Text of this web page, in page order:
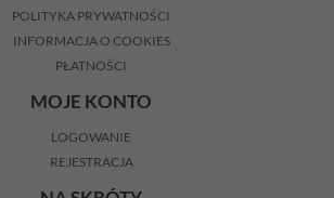
POLITYKA PRYWATNOŚCI
INFORMACJA O COOKIES
PŁATNOŚCI
MOJE KONTO
LOGOWANIE
REJESTRACJA